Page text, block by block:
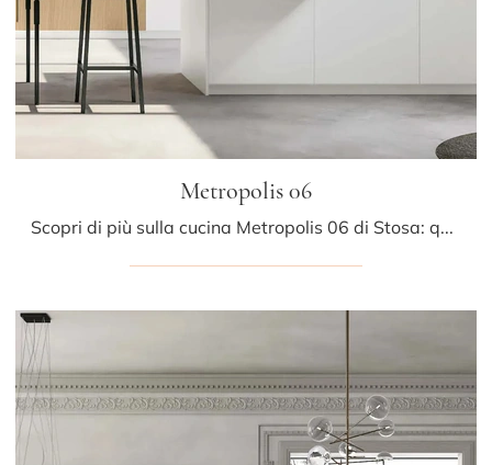
Metropolis 06
Scopri di più sulla cucina Metropolis 06 di Stosa: questa soluzione in Pet sarà la scelta ideale per te!